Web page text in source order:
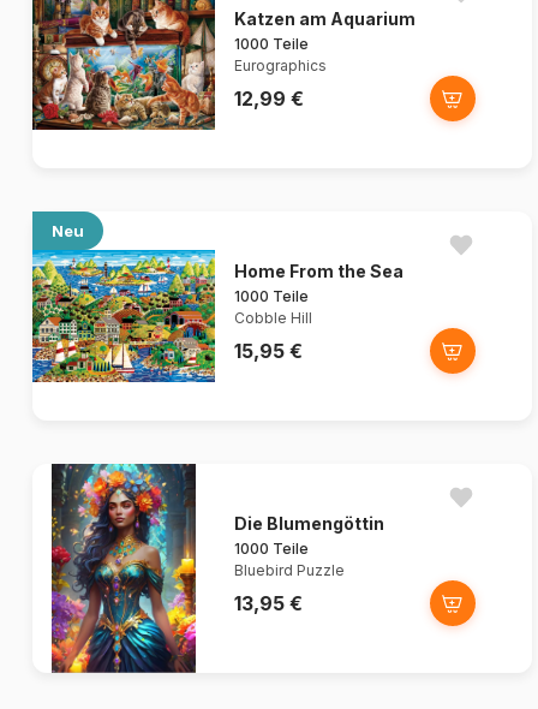
Katzen am Aquarium
1000 Teile
Eurographics
12,99 €
Neu
Home From the Sea
1000 Teile
Cobble Hill
15,95 €
Die Blumengöttin
1000 Teile
Bluebird Puzzle
13,95 €